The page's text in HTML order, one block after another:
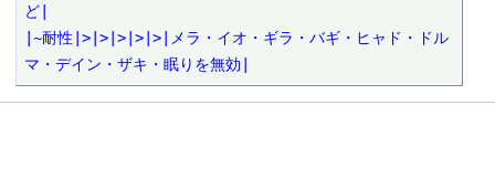
ど|
|~耐性|>|>|>|>|>|メラ・イオ・ギラ・バギ・ヒャド・ドル
マ・デイン・ザキ・眠りを無効|